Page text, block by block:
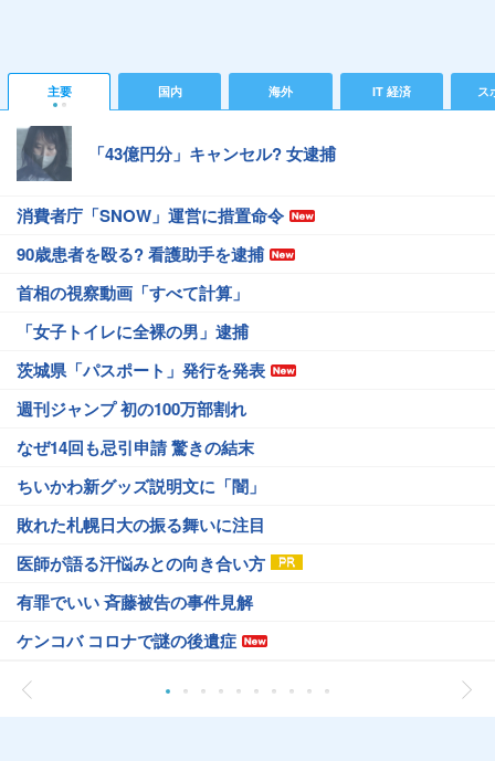
主要 国内 海外 IT 経済 ス
「43億円分」キャンセル? 女逮捕
消費者庁「SNOW」運営に措置命令
90歳患者を殴る? 看護助手を逮捕
首相の視察動画「すべて計算」
「女子トイレに全裸の男」逮捕
茨城県「パスポート」発行を発表
週刊ジャンプ 初の100万部割れ
なぜ14回も忌引申請 驚きの結末
ちいかわ新グッズ説明文に「闇」
敗れた札幌日大の振る舞いに注目
医師が語る汗悩みとの向き合い方
有罪でいい 斉藤被告の事件見解
ケンコバ コロナで謎の後遺症